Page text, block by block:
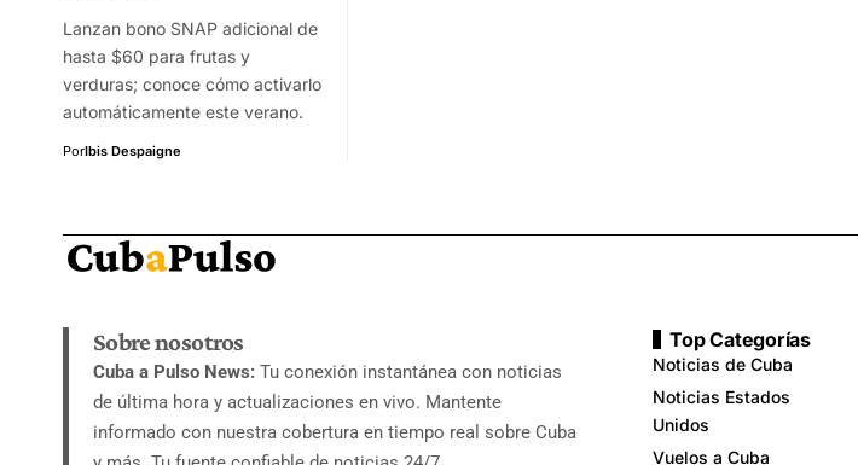
Lanzan bono SNAP adicional de
hasta $60 para frutas y
verduras; conoce cómo activarlo
automáticamente este verano.
PorIbis Despaigne
Sobre nosotros
Cuba a Pulso News: Tu conexión instantánea con noticias
de última hora y actualizaciones en vivo. Mantente
informado con nuestra cobertura en tiempo real sobre Cuba
Top Categorías
Noticias de Cuba
Noticias Estados
Unidos
Vuelos a Cuba